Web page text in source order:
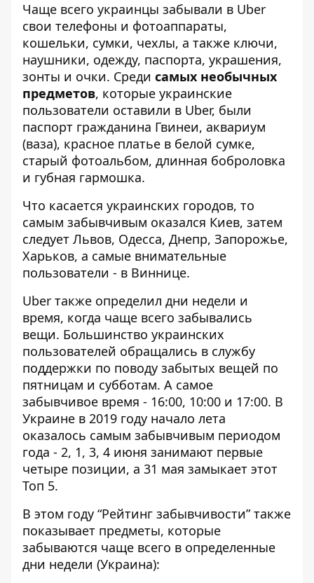
Чаще всего украинцы забывали в Uber
свои телефоны и фотоаппараты,
кошельки, сумки, чехлы, а также ключи,
наушники, одежду, паспорта, украшения,
зонты и очки. Среди самых необычных
предметов, которые украинские
пользователи оставили в Uber, были
паспорт гражданина Гвинеи, аквариум
(ваза), красное платье в белой сумке,
старый фотоальбом, длинная боброловка
и губная гармошка.
Что касается украинских городов, то
самым забывчивым оказался Киев, затем
следует Львов, Одесса, Днепр, Запорожье,
Харьков, а самые внимательные
пользователи - в Виннице.
Uber также определил дни недели и
время, когда чаще всего забывались
вещи. Большинство украинских
пользователей обращались в службу
поддержки по поводу забытых вещей по
пятницам и субботам. А самое
забывчивое время - 16:00, 10:00 и 17:00. В
Украине в 2019 году начало лета
оказалось самым забывчивым периодом
года - 2, 1, 3, 4 июня занимают первые
четыре позиции, а 31 мая замыкает этот
Топ 5.
В этом году “Рейтинг забывчивости” также
показывает предметы, которые
забываются чаще всего в определенные
дни недели (Украина):